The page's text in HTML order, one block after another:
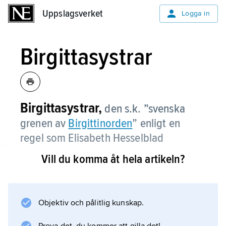
Uppslagsverket Logga in
Birgittasystrar
Birgittasystrar, den s.k. ”svenska
grenen av Birgittinorden” enligt en
regel som Elisabeth Hesselblad
instiftade i Rom 1911; denna regel har
senare bearbetats.
gästhem i Djursholm (sedan 1923), Falun, Åbo
Vill du komma åt hela artikeln?
Objektiv och pålitlig kunskap.